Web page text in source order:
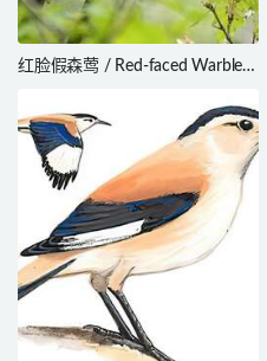
红脸假森莺 / Red-faced Warbler